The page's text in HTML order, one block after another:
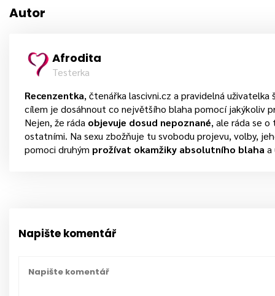
Autor
Afrodita
Testerka
Recenzentka, čtenářka lascivni.cz a pravidelná uživatelka
cílem je dosáhnout co největšího blaha pomocí jakýkoliv
Nejen, že ráda objevuje dosud nepoznané, ale ráda se
ostatními. Na sexu zbožňuje tu svobodu projevu, volby,
pomoci druhým prožívat okamžiky absolutního blaha a
Napište komentář